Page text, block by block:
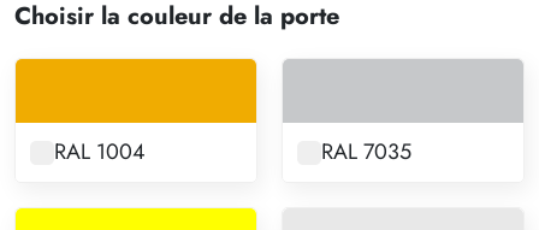
Choisir la couleur de la porte
RAL 1004 RAL 7035